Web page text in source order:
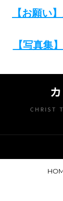
【お願い
【写真集
contentCHRIST